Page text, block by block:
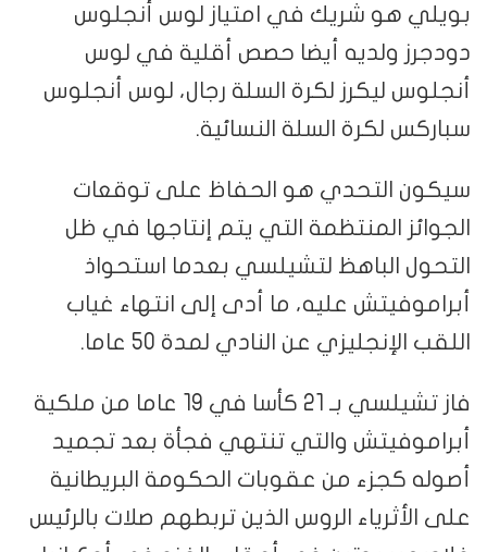
بويلي هو شريك في امتياز لوس أنجلوس
دودجرز ولديه أيضا حصص أقلية في لوس
أنجلوس ليكرز لكرة السلة رجال، لوس أنجلوس
سباركس لكرة السلة النسائية.
سيكون التحدي هو الحفاظ على توقعات
الجوائز المنتظمة التي يتم إنتاجها في ظل
التحول الباهظ لتشيلسي بعدما استحواذ
أبراموفيتش عليه، ما أدى إلى انتهاء غياب
اللقب الإنجليزي عن النادي لمدة 50 عاما.
فاز تشيلسي بـ 21 كأسا في 19 عاما من ملكية
أبراموفيتش والتي تنتهي فجأة بعد تجميد
أصوله كجزء من عقوبات الحكومة البريطانية
على الأثرياء الروس الذين تربطهم صلات بالرئيس